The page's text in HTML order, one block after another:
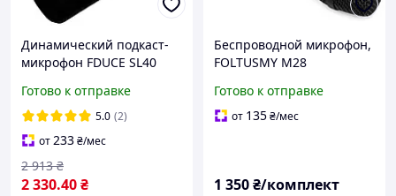
Динамический подкаст-
микрофон FDUCE SL40
Готово к отправке
5.0 (2)
от233₴/мес
2 330.40₴
2 913 ₴
Беспроводной микрофон,
FOLTUSMY M28
цифровой динамический
микрофон, радиус
Готово к отправке
от 135₴/мес
1 350₴/комплект